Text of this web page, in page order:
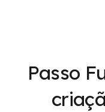
Passo